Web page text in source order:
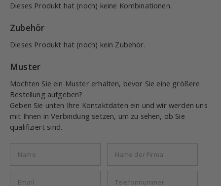
Dieses Produkt hat (noch) keine Kombinationen.
Zubehör
Dieses Produkt hat (noch) kein Zubehör.
Muster
Möchten Sie ein Muster erhalten, bevor Sie eine größere
Bestellung aufgeben?
Geben Sie unten Ihre Kontaktdaten ein und wir werden uns
mit Ihnen in Verbindung setzen, um zu sehen, ob Sie
qualifiziert sind.